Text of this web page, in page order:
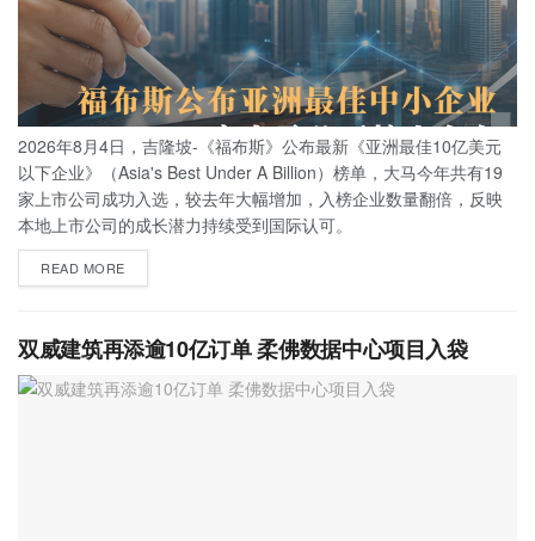
2026年8月4日，吉隆坡-《福布斯》公布最新《亚洲最佳10亿美元
以下企业》（Asia's Best Under A Billion）榜单，大马今年共有19
家上市公司成功入选，较去年大幅增加，入榜企业数量翻倍，反映
本地上市公司的成长潜力持续受到国际认可。
READ MORE
双威建筑再添逾10亿订单 柔佛数据中心项目入袋